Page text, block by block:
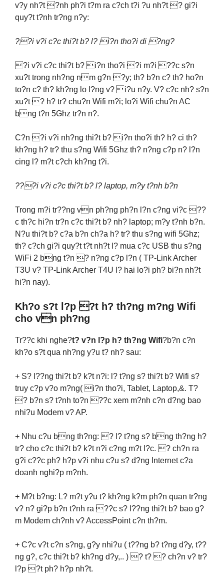
v?y nh?t ?nh ph?i t?m ra c?ch t?i ?u nh?t ? gi?i
quy?t t?nh tr?ng n?y:
??i v?i c?c thi?t b? l? i?n tho?i di ?ng?
?i v?i c?c thi?t b? i?n tho?i ?i m?i ??c s?n
xu?t trong nh?ng nm g?n ?y; th? b?n c? th? ho?n
to?n c? th? kh?ng lo l?ng v? i?u n?y. V? c?c nh? s?n
xu?t ? h? tr? chu?n Wifi m?i; lo?i Wifi chu?n AC
bng t?n 5Ghz tr?n n?.
C?n ?i v?i nh?ng thi?t b? i?n tho?i th? h? ci th?
kh?ng h? tr? thu s?ng Wifi 5Ghz th? n?ng c?p n? l?n
cing l? m?t c?ch kh?ng t?i.
???i v?i c?c thi?t b? l? laptop, m?y t?nh b?n
Trong m?i tr??ng vn ph?ng ph?n l?n c?ng vi?c ??
c th?c hi?n tr?n c?c thi?t b? nh? laptop; m?y t?nh b?n.
N?u thi?t b? c?a b?n ch?a h? tr? thu s?ng wifi 5Ghz;
th? c?ch gi?i quy?t t?t nh?t l? mua c?c USB thu s?ng
WiFi 2 bng t?n ? n?ng c?p l?n ( TP-Link Archer
T3U v? TP-Link Archer T4U l? hai lo?i ph? bi?n nh?t
hi?n nay).
Kh?o s?t l?p ?t h? th?ng m?ng Wifi
cho vn ph?ng
Tr??c khi nghe?t? v?n l?p h? th?ng Wifi?b?n c?n
kh?o s?t qua nh?ng y?u t? nh? sau:
+ S? l??ng thi?t b? k?t n?i: l? t?ng s? thi?t b? Wifi s?
truy c?p v?o m?ng( i?n tho?i, Tablet, Laptop,&. T?
? b?n s? t?nh to?n ??c xem m?nh c?n d?ng bao
nhi?u Modem v? AP.
+ Nhu c?u bng th?ng: ? l? t?ng s? bng th?ng h?
tr? cho c?c thi?t b? k?t n?i c?ng m?t l?c. ? ch?n ra
g?i c??c ph? h?p v?i nhu c?u s? d?ng Internet c?a
doanh nghi?p m?nh.
+ M?t b?ng: L? m?t y?u t? kh?ng k?m ph?n quan tr?ng
v? n? gi?p b?n t?nh ra ??c s? l??ng thi?t b? bao g?
m Modem ch?nh v? AccessPoint c?n th?m.
+ C?c v?t c?n s?ng, g?y nhi?u ( t??ng b? t?ng d?y, t??
ng g?, c?c thi?t b? kh?ng d?y,.. ) ? t? ? ch?n v? tr?
l?p ?t ph? h?p nh?t.